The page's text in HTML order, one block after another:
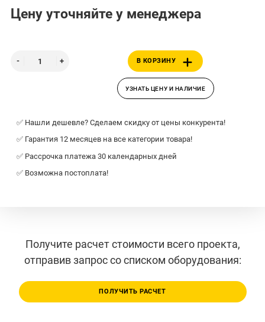
Цену уточняйте у менеджера
В КОРЗИНУ
УЗНАТЬ ЦЕНУ И НАЛИЧИЕ
✅ Нашли дешевле? Сделаем скидку от цены конкурента!
✅ Гарантия 12 месяцев на все категории товара!
✅ Рассрочка платежа 30 календарных дней
✅ Возможна постоплата!
Получите расчет стоимости всего проекта,
отправив запрос со списком оборудования:
ПОЛУЧИТЬ РАСЧЕТ